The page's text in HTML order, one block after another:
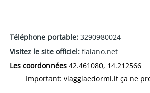
Téléphone portable: 3290980024
Visitez le site officiel: flaiano.net
Les coordonnées 42.461080, 14.212566
Important: viaggiaedormi.it ça ne